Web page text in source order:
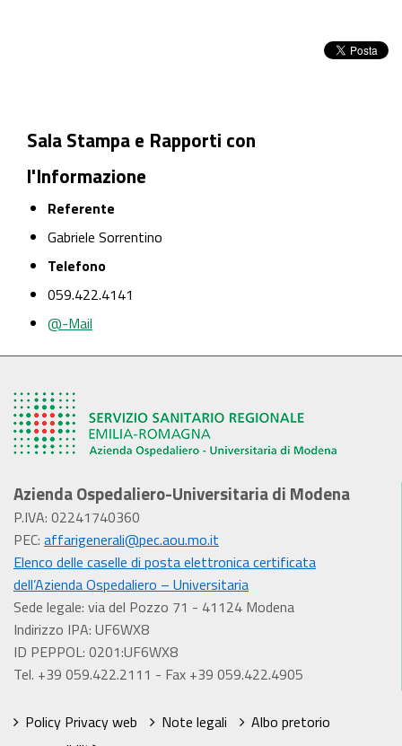
Sala Stampa e Rapporti con
l'Informazione
Referente
Gabriele Sorrentino
Telefono
059.422.4141
@-Mail
Azienda Ospedaliero-Universitaria di Modena
P.IVA: 02241740360
PEC: affarigenerali@pec.aou.mo.it
Elenco delle caselle di posta elettronica certificata
dell’Azienda Ospedaliero – Universitaria
Sede legale: via del Pozzo 71 - 41124 Modena
Indirizzo IPA: UF6WX8
ID PEPPOL: 0201:UF6WX8
Tel. +39 059.422.2111 - Fax +39 059.422.4905
Policy Privacy web Note legali
Albo pretorio